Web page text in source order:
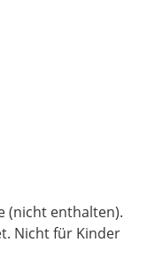
(nicht enthalten).
Nicht für Kinder